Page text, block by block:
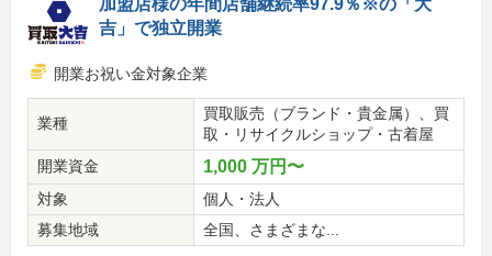
吉」で独立開業
開業お祝い金対象企業
業種
買取販売（ブランド・貴金属）、買
取・リサイクルショップ・古着屋
開業資金
1,000 万円〜
対象
個人・法人
募集地域
全国、さまざまな...